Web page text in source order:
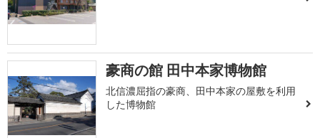
豪商の館 田中本家博物館
北信濃屈指の豪商、田中本家の屋敷を利用
した博物館